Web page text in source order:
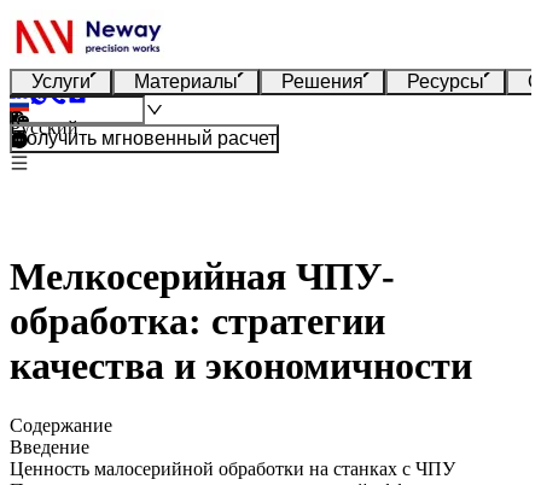
Услуги Материалы Решения Ресурсы
Русский
Получить мгновенный расчет
Мелкосерийная ЧПУ-
обработка: стратегии
качества и экономичности
Содержание
Введение
Ценность малосерийной обработки на станках с ЧПУ